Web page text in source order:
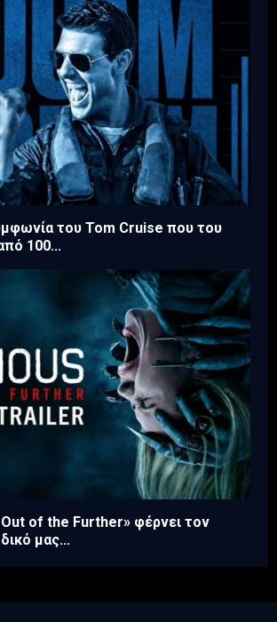
του Tom Cruise που του
100...
of the Further» φέρνει τον
μας...